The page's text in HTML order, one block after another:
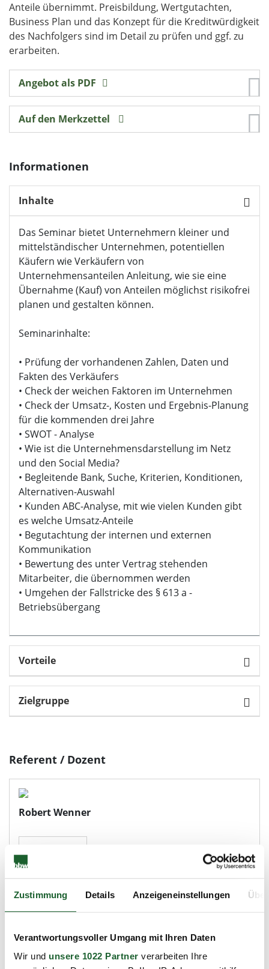
Zustimmung Details Anzeigeneinstellungen
Verantwortungsvoller Umgang mit Ihren Daten
Wir und unsere 1022 Partner verarbeiten Ihre
Anteile übernimmt. Preisbildung, Wertgutachten,
Business Plan und das Konzept für die Kreditwürdigkeit
des Nachfolgers sind im Detail zu prüfen und ggf. zu
erarbeiten.
Angebot als PDF
Auf den Merkzettel
Informationen
Inhalte
Das Seminar bietet Unternehmern kleiner und
mittelständischer Unternehmen, potentiellen
Käufern wie Verkäufern von
Unternehmensanteilen Anleitung, wie sie eine
Übernahme (Kauf) von Anteilen möglichst risikofrei
planen und gestalten können.
Seminarinhalte:
• Prüfung der vorhandenen Zahlen, Daten und
Fakten des Verkäufers
• Check der weichen Faktoren im Unternehmen
• Check der Umsatz-, Kosten und Ergebnis-Planung
für die kommenden drei Jahre
• SWOT - Analyse
• Wie ist die Unternehmensdarstellung im Netz
und den Social Media?
• Begleitende Bank, Suche, Kriterien, Konditionen,
Alternativen-Auswahl
• Kunden ABC-Analyse, mit wie vielen Kunden gibt
es welche Umsatz-Anteile
• Begutachtung der internen und externen
Kommunikation
• Bewertung des unter Vertrag stehenden
Mitarbeiter, die übernommen werden
• Umgehen der Fallstricke des § 613 a -
Betriebsübergang
Vorteile
Zielgruppe
Referent / Dozent
Robert Wenner
Jacqueline Lebe
Geschäftsbereichsleiterin